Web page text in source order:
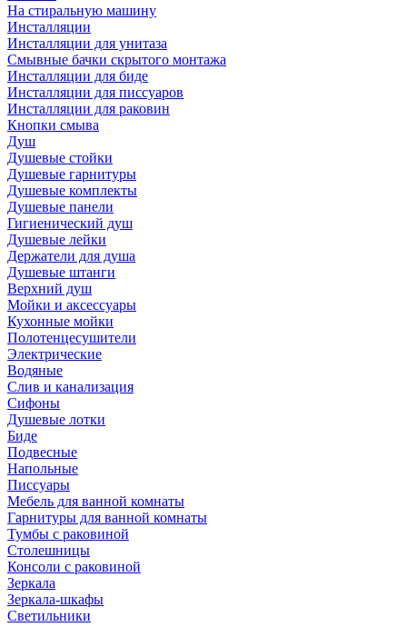
На стиральную машину
Инсталляции
Инсталляции для унитаза
Смывные бачки скрытого монтажа
Инсталляции для биде
Инсталляции для писсуаров
Инсталляции для раковин
Кнопки смыва
Душ
Душевые стойки
Душевые гарнитуры
Душевые комплекты
Душевые панели
Гигиенический душ
Душевые лейки
Держатели для душа
Душевые штанги
Верхний душ
Мойки и аксессуары
Кухонные мойки
Полотенцесушители
Электрические
Водяные
Слив и канализация
Сифоны
Душевые лотки
Биде
Подвесные
Напольные
Писсуары
Мебель для ванной комнаты
Гарнитуры для ванной комнаты
Тумбы с раковиной
Столешницы
Консоли с раковиной
Зеркала
Зеркала-шкафы
Светильники